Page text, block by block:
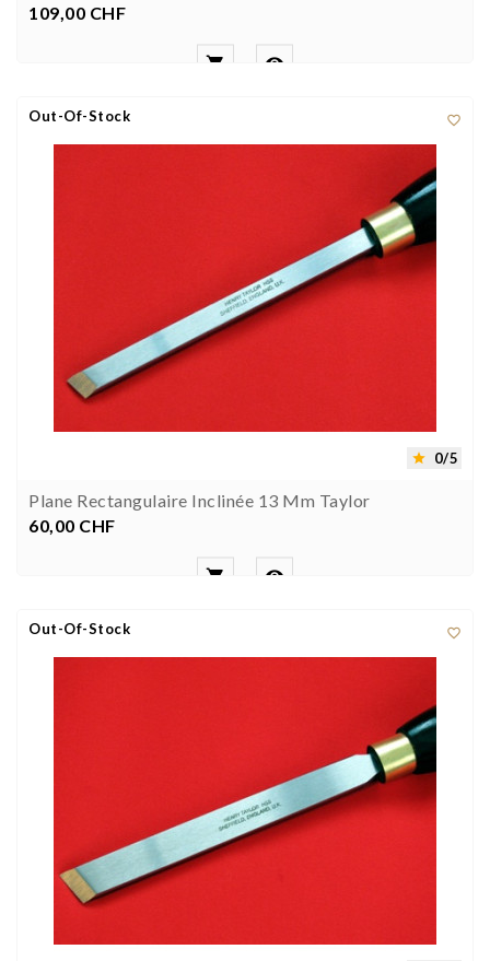
Preis
109,00 CHF
 

 0/5
Out-Of-Stock
Plane Rectangulaire Inclinée 13 Mm Taylor
Preis
60,00 CHF
 

Out-Of-Stock